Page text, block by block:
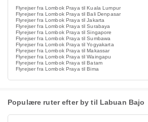
Flyrejser fra Lombok Praya til Kuala Lumpur
Flyrejser fra Lombok Praya til Bali Denpasar
Flyrejser fra Lombok Praya til Jakarta
Flyrejser fra Lombok Praya til Surabaya
Flyrejser fra Lombok Praya til Singapore
Flyrejser fra Lombok Praya til Sumbawa
Flyrejser fra Lombok Praya til Yogyakarta
Flyrejser fra Lombok Praya til Makassar
Flyrejser fra Lombok Praya til Waingapu
Flyrejser fra Lombok Praya til Batam
Flyrejser fra Lombok Praya til Bima
Populære ruter efter by til Labuan Bajo